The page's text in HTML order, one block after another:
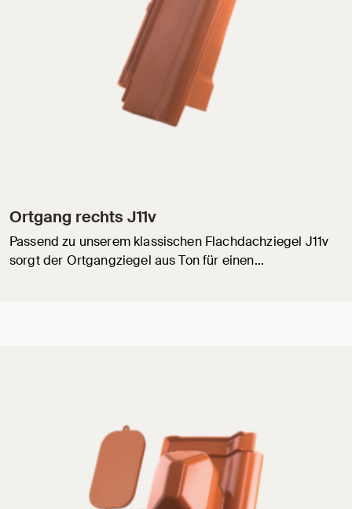
Ortgang rechts J11v
Passend zu unserem klassischen Flachdachziegel J11v
sorgt der Ortgangziegel aus Ton für einen…